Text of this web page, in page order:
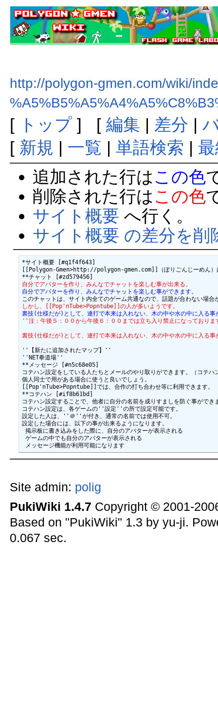
http://polygon-gmen.com/wiki/
[ トップ] [ 編集 | 差分 |
[ 新規 | 一覧 | 単語検索 |
追加された行は この色
削除された行は この色
サイト概要 へ行く。
サイト概要 の差分を削
*サイト概要 [#q1f4f643]
[[Polygon-Gmen>http://polygon-gmen.com]]（ぽりごんじーめん）
自分でアバターを作り、みんなでチャットを楽しむ事が出来る。
自分でアバターを作り、みんなでチャットを楽しむ事ができます。
しかし、[[Pop'nTube>Popntube]]の人が多いようです。
裏技(仕様だが)として、連打で本来は入れない、木の中や水の中に入る事
''注：午後５：００から午後６：００までは立ち入り禁止になっており
裏技(仕様だが)として、連打で本来は入れない、木の中や水の中に入る事
''【新たに追加されたマップ】''
''NET拳道場''
**メッセージ [#n5c68e05]
コテハン設定をしている人たちとメールのやり取りができます。（コテ
個人同士で用がある場合に使うと良いでしょう。
[[Pop'nTube>Popntube]]では、合作の打ち合わせ等に利用できます。
**コテハン [#if8b61bd]
コテハン設定することで、他者に自分の名前を成りすましを防ぐ事ができ
コテハン設定は、各ゲームの''設定''の所で設定可能です。
設定した人は、''＠''が付き、通常の名前では使用不可。
設定した場合には、以下の事が出来るようになります。
掲示板に書き込みをした際に、自分のアバターが表示される
ゲームの中でも自分のアバターが表示される
Site admin: polig
PukiWiki 1.4.7 Copyright © 2001-
Based on "PukiWiki" 1.3 by yu-ji.
0.067 sec.